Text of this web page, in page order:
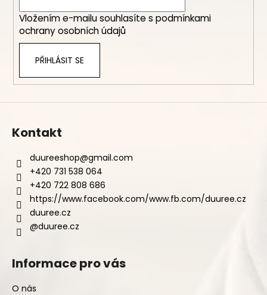
Vložením e-mailu souhlasíte s podmínkami
ochrany osobních údajů
PŘIHLÁSIT SE
Kontakt
duureeshop@gmail.com
+420 731 538 064
+420 722 808 686
https://www.facebook.com/www.fb.com/duuree.cz
duuree.cz
@duuree.cz
Informace pro vás
O nás